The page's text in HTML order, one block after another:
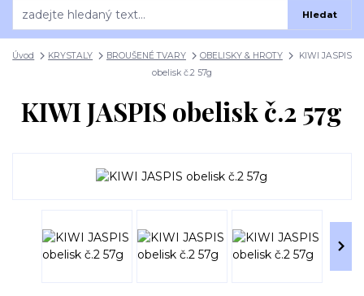
Hledat
Úvod KRYSTALY BROUŠENÉ TVARY OBELISKY & HROTY
KIWI JASPIS
obelisk č.2 57g
KIWI JASPIS obelisk č.2 57g